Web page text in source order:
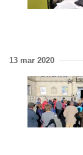
13 mar 2020